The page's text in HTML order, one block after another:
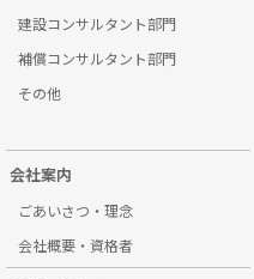
建設コンサルタント部門
補償コンサルタント部門
その他
会社案内
ごあいさつ・理念
会社概要・資格者